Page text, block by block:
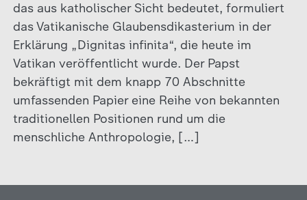
das aus katholischer Sicht bedeutet, formuliert
das Vatikanische Glaubensdikasterium in der
Erklärung „Dignitas infinita“, die heute im
Vatikan veröffentlicht wurde. Der Papst
bekräftigt mit dem knapp 70 Abschnitte
umfassenden Papier eine Reihe von bekannten
traditionellen Positionen rund um die
menschliche Anthropologie, […]